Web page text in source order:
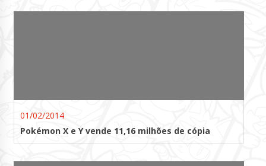
01/02/2014
Pokémon X e Y vende 11,16 milhões de cópia